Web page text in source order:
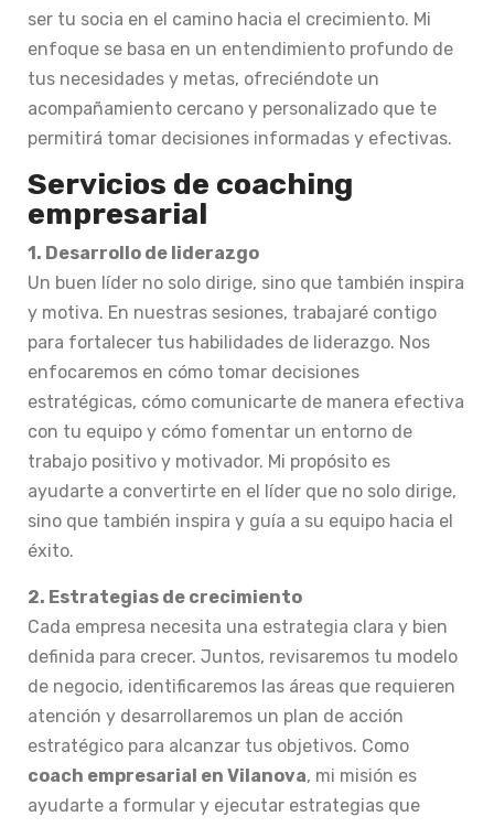
ser tu socia en el camino hacia el crecimiento. Mi
enfoque se basa en un entendimiento profundo de
tus necesidades y metas, ofreciéndote un
acompañamiento cercano y personalizado que te
permitirá tomar decisiones informadas y efectivas.
Servicios de coaching
empresarial
1. Desarrollo de liderazgo
Un buen líder no solo dirige, sino que también inspira
y motiva. En nuestras sesiones, trabajaré contigo
para fortalecer tus habilidades de liderazgo. Nos
enfocaremos en cómo tomar decisiones
estratégicas, cómo comunicarte de manera efectiva
con tu equipo y cómo fomentar un entorno de
trabajo positivo y motivador. Mi propósito es
ayudarte a convertirte en el líder que no solo dirige,
sino que también inspira y guía a su equipo hacia el
éxito.
2. Estrategias de crecimiento
Cada empresa necesita una estrategia clara y bien
definida para crecer. Juntos, revisaremos tu modelo
de negocio, identificaremos las áreas que requieren
atención y desarrollaremos un plan de acción
estratégico para alcanzar tus objetivos. Como
coach empresarial en Vilanova, mi misión es
ayudarte a formular y ejecutar estrategias que